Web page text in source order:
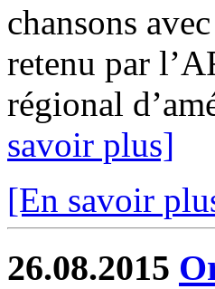
chansons
retenu par
régional
savoir plus]
[En savoir
26.08.2015